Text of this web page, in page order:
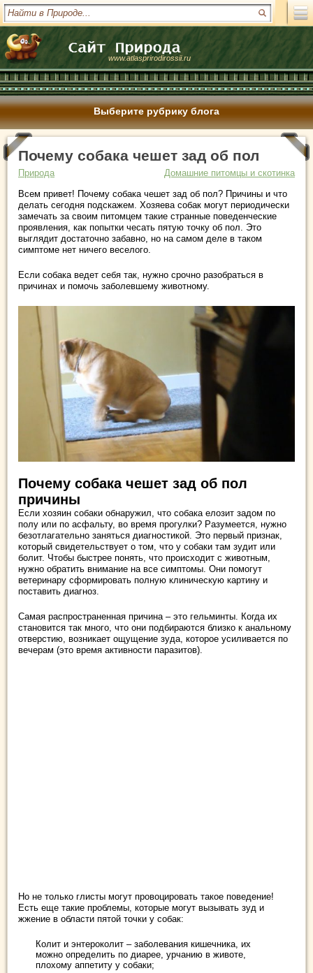
www.atlasprirodirossii.ru
Выберите рубрику блога
Почему собака чешет зад об пол
Природа
Домашние питомцы и скотинка
Всем привет! Почему собака чешет зад об пол? Причины и что
делать сегодня подскажем. Хозяева собак могут периодически
замечать за своим питомцем такие странные поведенческие
проявления, как попытки чесать пятую точку об пол. Это
выглядит достаточно забавно, но на самом деле в таком
симптоме нет ничего веселого.
Если собака ведет себя так, нужно срочно разобраться в
причинах и помочь заболевшему животному.
Почему собака чешет зад об пол
причины
Если хозяин собаки обнаружил, что собака елозит задом по
полу или по асфальту, во время прогулки? Разумеется, нужно
безотлагательно заняться диагностикой. Это первый признак,
который свидетельствует о том, что у собаки там зудит или
болит. Чтобы быстрее понять, что происходит с животным,
нужно обратить внимание на все симптомы. Они помогут
ветеринару сформировать полную клиническую картину и
поставить диагноз.
Самая распространенная причина – это гельминты. Когда их
становится так много, что они подбираются близко к анальному
отверстию, возникает ощущение зуда, которое усиливается по
вечерам (это время активности паразитов).
Но не только глисты могут провоцировать такое поведение!
Есть еще такие проблемы, которые могут вызывать зуд и
жжение в области пятой точки у собак:
Колит и энтероколит – заболевания кишечника, их
можно определить по диарее, урчанию в животе,
плохому аппетиту у собаки;